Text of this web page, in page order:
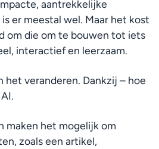
aantrekkelijke
er meestal wel. Maar het kost
om die om te bouwen tot iets
interactief en leerzaam.
het veranderen. Dankzij – hoe
maken het mogelijk om
zoals een artikel,